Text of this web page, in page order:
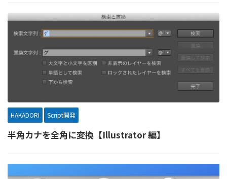
HAKADORI Script開発
半角カナを全角に変換【Illustrator 編】